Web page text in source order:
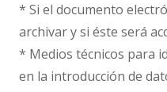
* Si el documento
archivar y si éste será
* Medios técnicos para
en la introducción de